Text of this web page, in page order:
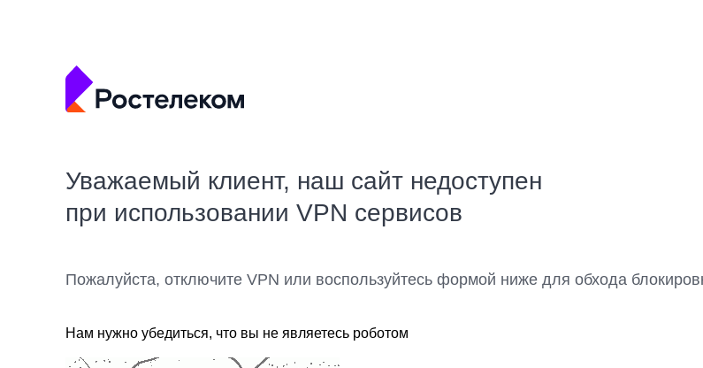
Уважаемый клиент, наш сайт недоступен
при использовании VPN сервисов
Пожалуйста, отключите VPN или воспользуйтесь формой ниже для обхода
Нам нужно убедиться, что вы не являетесь роботом